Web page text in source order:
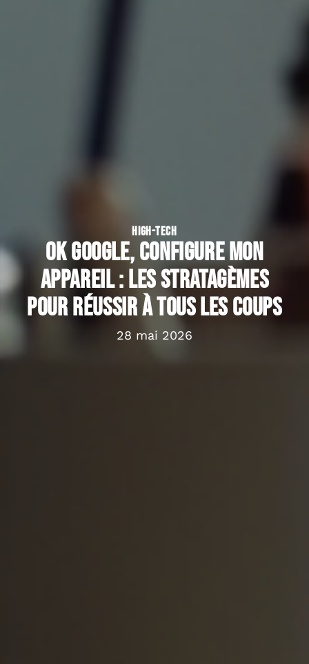
HIGH-TECH
Ok Google, configure mon
appareil : les stratagèmes
pour réussir à tous les coups
28 mai 2026